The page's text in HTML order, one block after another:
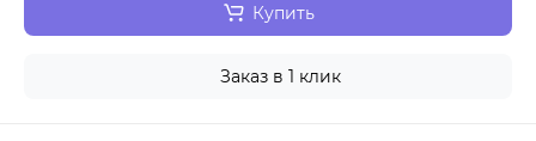
Купить
Заказ в 1 клик